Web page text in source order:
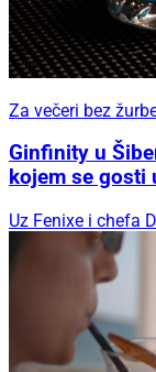
Za večeri bez
Ginfinity u
kojem se gosti
Uz Fenixe i chefa